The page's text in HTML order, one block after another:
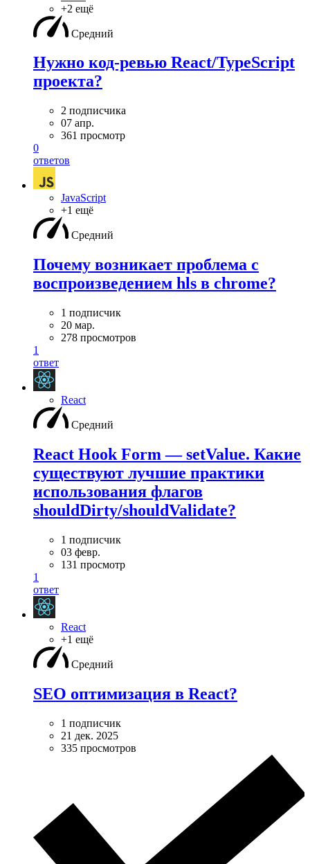
+2 ещё
Средний
Нужно код-ревью React/TypeScript
проекта?
2 подписчика
07 апр.
361 просмотр
0
ответов
JavaScript
+1 ещё
Средний
Почему возникает проблема с
воспроизведением hls в chrome?
1 подписчик
20 мар.
278 просмотров
1
ответ
React
Средний
React Hook Form — setValue. Какие
существуют лучшие практики
использования флагов
shouldDirty/shouldValidate?
1 подписчик
03 февр.
131 просмотр
1
ответ
React
+1 ещё
Средний
SEO оптимизация в React?
1 подписчик
21 дек. 2025
335 просмотров